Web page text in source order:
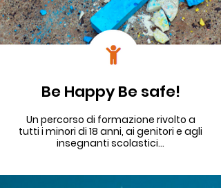
Be Happy Be safe!
Un percorso di formazione rivolto a
tutti i minori di 18 anni, ai genitori e agli
insegnanti scolastici...